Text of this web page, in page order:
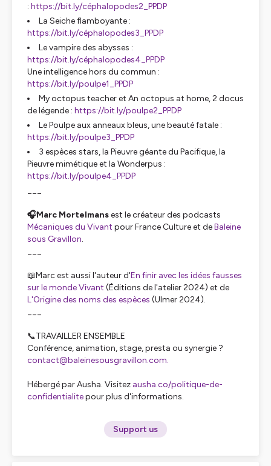
: https://bit.ly/céphalopodes2_PPDP
La Seiche flamboyante :
https://bit.ly/céphalopodes3_PPDP
Le vampire des abysses :
https://bit.ly/céphalopodes4_PPDP
Une intelligence hors du commun :
https://bit.ly/poulpe1_PPDP
My octopus teacher et An octopus at home, 2 docus
de légende : https://bit.ly/poulpe2_PPDP
Le Poulpe aux anneaux bleus, une beauté fatale :
https://bit.ly/poulpe3_PPDP
3 espèces stars, la Pieuvre géante du Pacifique, la
Pieuvre mimétique et la Wonderpus :
https://bit.ly/poulpe4_PPDP
🎧Marc Mortelmansest le créateur des podcasts
Mécaniques du Vivant pour France Culture et deBaleine
sous Gravillon.
📖Marc est aussi l'auteur d'En finir avec les idées fausses
sur le monde Vivant (Éditions de l'atelier 2024) et de
L'Origine des noms des espèces (Ulmer 2024).
📞TRAVAILLER ENSEMBLE
Conférence, animation, stage, presta ou synergie ?
contact@baleinesousgravillon.com.
Hébergé par Ausha. Visitez ausha.co/politique-de-
confidentialitepour plus d'informations.
Support us